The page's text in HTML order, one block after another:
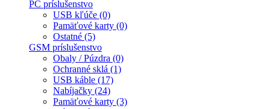
PC príslušenstvo
USB kľúče (0)
Pamäťové karty (0)
Ostatné (5)
GSM príslušenstvo
Obaly / Púzdra (0)
Ochranné sklá (1)
USB káble (17)
Nabíjačky (24)
Pamäťové karty (3)